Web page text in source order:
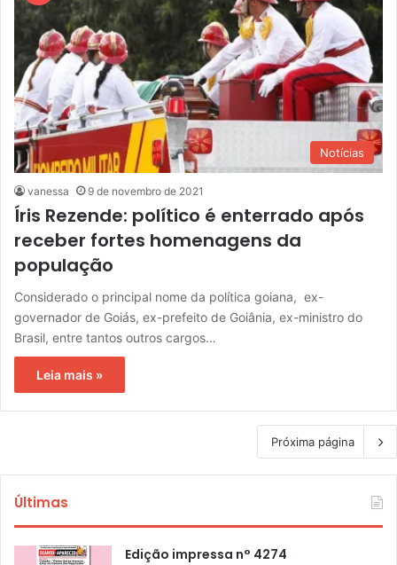
Notícias
vanessa 9 de novembro de 2021
Íris Rezende: político é enterrado após
receber fortes homenagens da
população
Considerado o principal nome da política goiana, ex-
governador de Goiás, ex-prefeito de Goiânia, ex-ministro do
Brasil, entre tantos outros cargos…
Leia mais »
Próxima página
Últimas
Edição impressa n° 4274